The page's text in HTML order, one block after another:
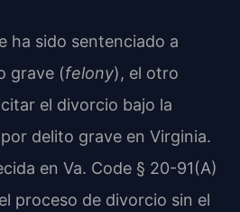
ha sido sentenciado a
grave (felony), el otro
el divorcio bajo la
delito grave en Virginia.
en Va. Code § 20-91(A)
proceso de divorcio sin el